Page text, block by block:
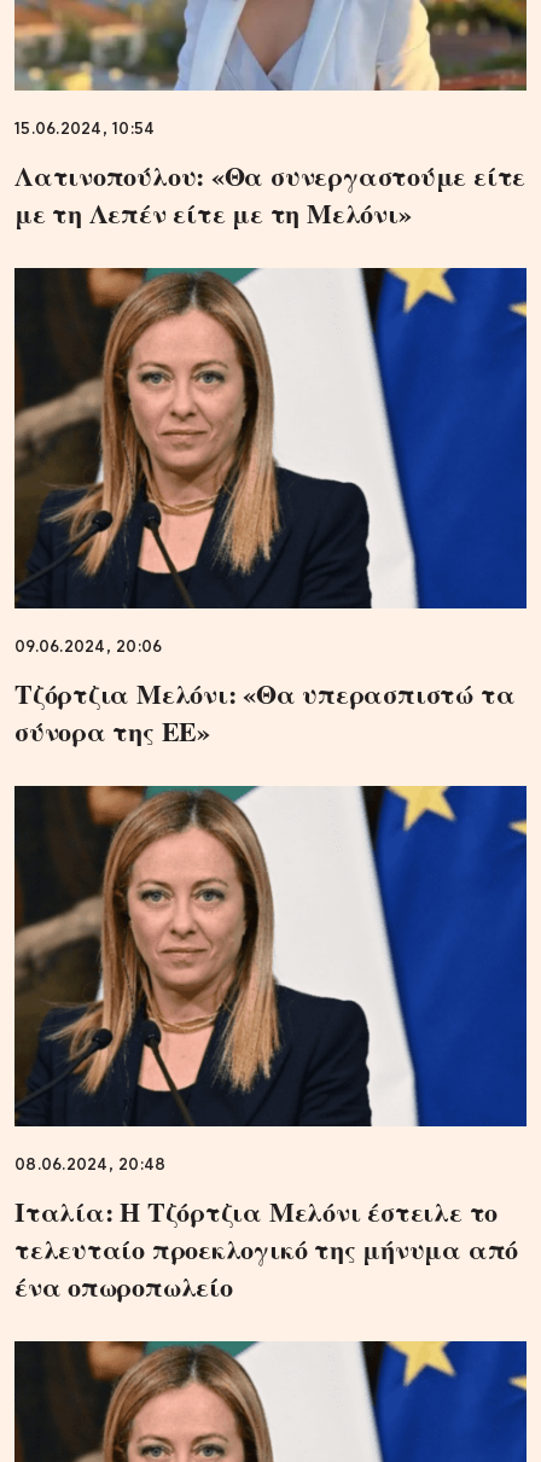
15.06.2024, 10:54
Λατινοπούλου: «Θα συνεργαστούμε είτε
με τη Λεπέν είτε με τη Μελόνι»
09.06.2024, 20:06
Τζόρτζια Μελόνι: «Θα υπερασπιστώ τα
σύνορα της ΕΕ»
08.06.2024, 20:48
Ιταλία: Η Τζόρτζια Μελόνι έστειλε το
τελευταίο προεκλογικό της μήνυμα από
ένα οπωροπωλείο